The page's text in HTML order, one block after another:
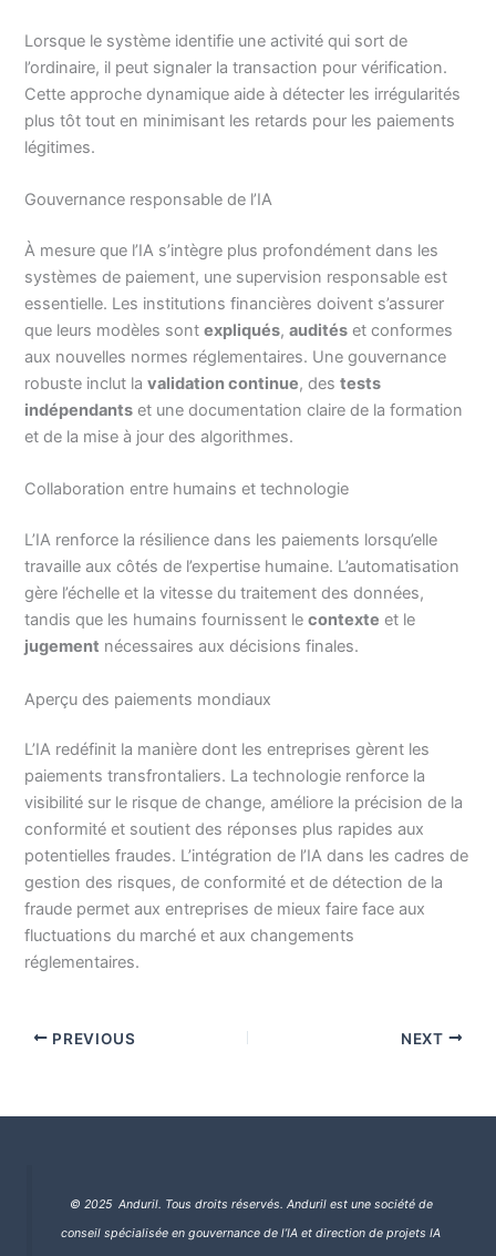
Lorsque le système identifie une activité qui sort de
l’ordinaire, il peut signaler la transaction pour vérification.
Cette approche dynamique aide à détecter les irrégularités
plus tôt tout en minimisant les retards pour les paiements
légitimes.
Gouvernance responsable de l’IA
À mesure que l’IA s’intègre plus profondément dans les
systèmes de paiement, une supervision responsable est
essentielle. Les institutions financières doivent s’assurer
que leurs modèles sontexpliqués,audités et conformes
aux nouvelles normes réglementaires. Une gouvernance
robuste inclut lavalidation continue, destests
indépendants et une documentation claire de la formation
et de la mise à jour des algorithmes.
Collaboration entre humains et technologie
L’IA renforce la résilience dans les paiements lorsqu’elle
travaille aux côtés de l’expertise humaine. L’automatisation
gère l’échelle et la vitesse du traitement des données,
tandis que les humains fournissent lecontexte et le
jugement nécessaires aux décisions finales.
Aperçu des paiements mondiaux
L’IA redéfinit la manière dont les entreprises gèrent les
paiements transfrontaliers. La technologie renforce la
visibilité sur le risque de change, améliore la précision de la
conformité et soutient des réponses plus rapides aux
potentielles fraudes. L’intégration de l’IA dans les cadres de
gestion des risques, de conformité et de détection de la
fraude permet aux entreprises de mieux faire face aux
fluctuations du marché et aux changements
réglementaires.
PREVIOUS NEXT
© 2025 Anduril. Tous droits réservés. Anduril est une société de
conseil spécialisée en gouvernance de l’IA et direction de projets IA